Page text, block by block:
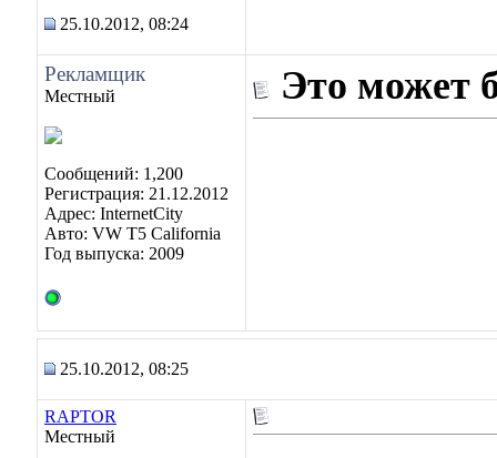
25.10.2012, 08:24
Рекламщик
Местный
Сообщений: 1,200
Регистрация: 21.12.2012
Адрес: InternetCity
Авто: VW T5 California
Год выпуска: 2009
Это может
25.10.2012, 08:25
RAPTOR
Местный